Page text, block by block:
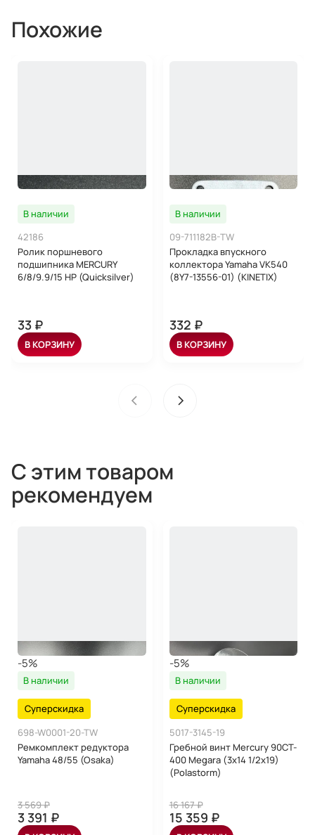
Похожие
В наличии
42186
Ролик поршневого
подшипника MERCURY
6/8/9.9/15 HP (Quicksilver)
33 ₽
В КОРЗИНУ
В наличии
09-711182B-TW
Прокладка впускного
коллектора Yamaha VK540
(8Y7-13556-01) (KINETIX)
332 ₽
В КОРЗИНУ
С этим товаром
рекомендуем
-5%
В наличии
Суперскидка
698-W0001-20-TW
Ремкомплект редуктора
Yamaha 48/55 (Osaka)
3 569 ₽
3 391 ₽
-5%
В наличии
Суперскидка
5017-3145-19
Гребной винт Mercury 90CT-
400 Megara (3x14 1/2x19)
(Polastorm)
16 167 ₽
15 359 ₽